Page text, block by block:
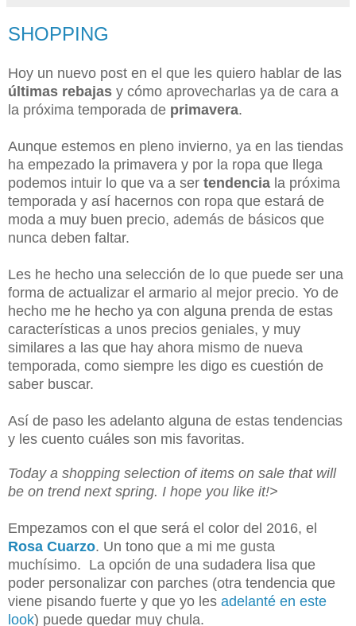
SHOPPING
Hoy un nuevo post en el que les quiero hablar de las
últimas rebajas y cómo aprovecharlas ya de cara a
la próxima temporada de primavera.
Aunque estemos en pleno invierno, ya en las tiendas
ha empezado la primavera y por la ropa que llega
podemos intuir lo que va a ser tendencia la próxima
temporada y así hacernos con ropa que estará de
moda a muy buen precio, además de básicos que
nunca deben faltar.
Les he hecho una selección de lo que puede ser una
forma de actualizar el armario al mejor precio. Yo de
hecho me he hecho ya con alguna prenda de estas
características a unos precios geniales, y muy
similares a las que hay ahora mismo de nueva
temporada, como siempre les digo es cuestión de
saber buscar.
Así de paso les adelanto alguna de estas tendencias
y les cuento cuáles son mis favoritas.
Today a shopping selection of items on sale that will
be on trend next spring. I hope you like it!>
Empezamos con el que será el color del 2016, el
Rosa Cuarzo. Un tono que a mi me gusta
muchísimo. La opción de una sudadera lisa que
poder personalizar con parches (otra tendencia que
viene pisando fuerte y que yo les adelanté en este
look) puede quedar muy chula.